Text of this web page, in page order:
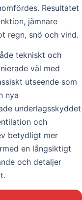
Resultatet
jämnare
regn, snö och vind.
tekniskt och
väl med
utseende som
nya
underlagsskyddet
och
betydligt mer
en långsiktigt
och detaljer